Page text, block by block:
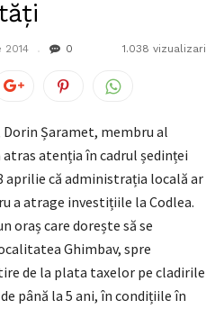
2014 0 1.038 vizualizari
Șaramet, membru al
atenția în cadrul ședinței
aprilie că administrația locală ar
a atrage investițiile la Codlea.
oraș care dorește să se
Ghimbav, spre
de la plata taxelor pe cladirile
până la 5 ani, în condițiile în